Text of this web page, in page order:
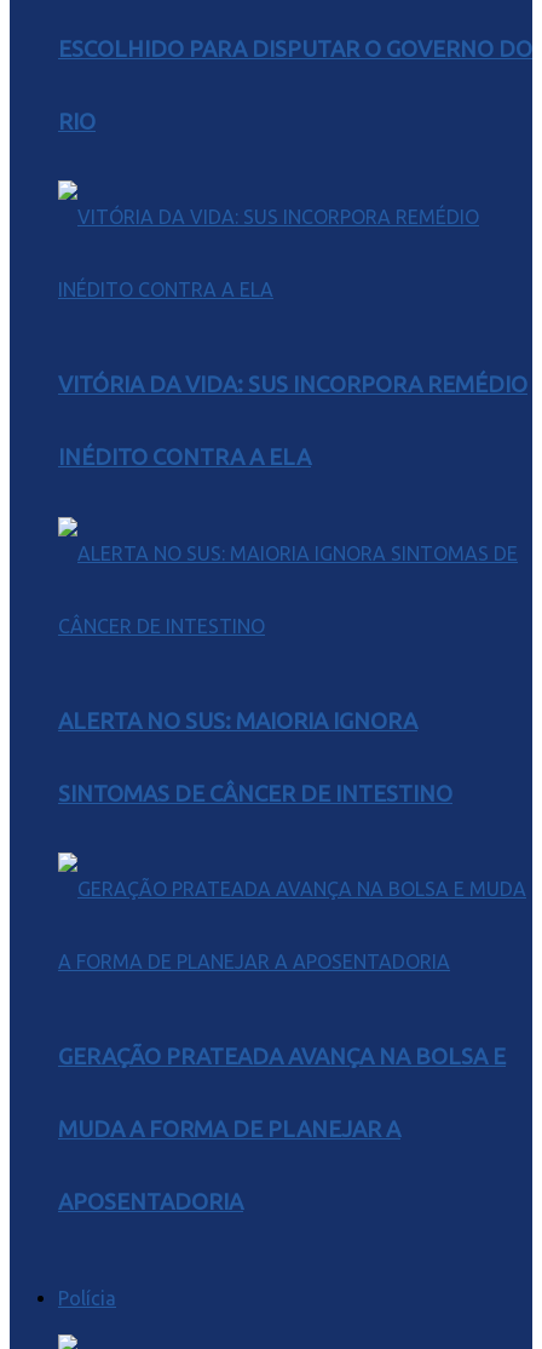
ESCOLHIDO PARA DISPUTAR O GOVERNO DO
RIO
VITÓRIA DA VIDA: SUS INCORPORA REMÉDIO
INÉDITO CONTRA A ELA
ALERTA NO SUS: MAIORIA IGNORA
SINTOMAS DE CÂNCER DE INTESTINO
GERAÇÃO PRATEADA AVANÇA NA BOLSA E
MUDA A FORMA DE PLANEJAR A
APOSENTADORIA
Polícia